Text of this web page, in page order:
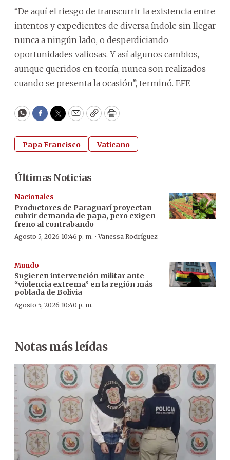
“De aquí el riesgo de transcurrir la existencia entre
intentos y expedientes de diversa índole sin llegar
nunca a ningún lado, o desperdiciando
oportunidades valiosas. Y así algunos cambios,
aunque queridos en teoría, nunca son realizados
cuando se presenta la ocasión”, terminó. EFE
WhatsApp
Facebook
Twitter
EmailCopyPrint
Papa Francisco Vaticano
Últimas Noticias
Nacionales
Productores de Paraguarí proyectan
cubrir demanda de papa, pero exigen
freno al contrabando
Agosto 5, 2026 10:46 p. m. ·Vanessa Rodríguez
Mundo
Sugieren intervención militar ante
“violencia extrema” en la región más
poblada de Bolivia
Agosto 5, 2026 10:40 p. m.
Notas más leídas